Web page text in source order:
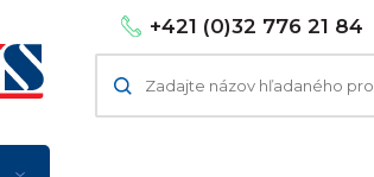
+421 (0)32 776 21 84